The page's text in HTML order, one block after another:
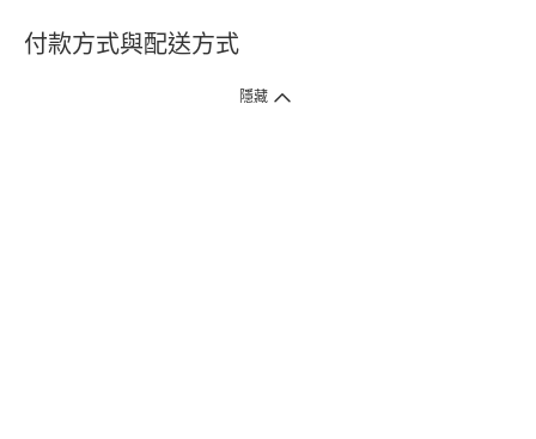
付款方式與配送方式
隱藏